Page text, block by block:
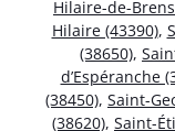
Hilaire-de-
Hilaire (43390),
(38650),
d’Espéranche
(38450), Saint-
(38620), Saint-